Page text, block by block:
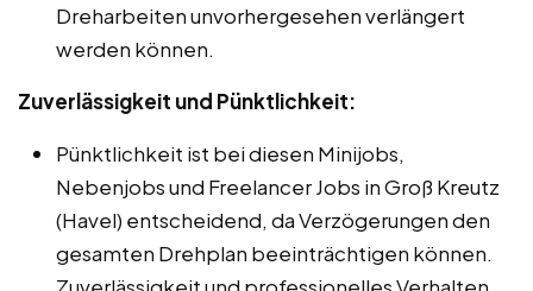
Dreharbeiten unvorhergesehen verlängert
werden können.
Zuverlässigkeit und Pünktlichkeit:
Pünktlichkeit ist bei diesen Minijobs,
Nebenjobs und Freelancer Jobs in Groß Kreutz
(Havel) entscheidend, da Verzögerungen den
gesamten Drehplan beeinträchtigen können.
Zuverlässigkeit und professionelles Verhalten